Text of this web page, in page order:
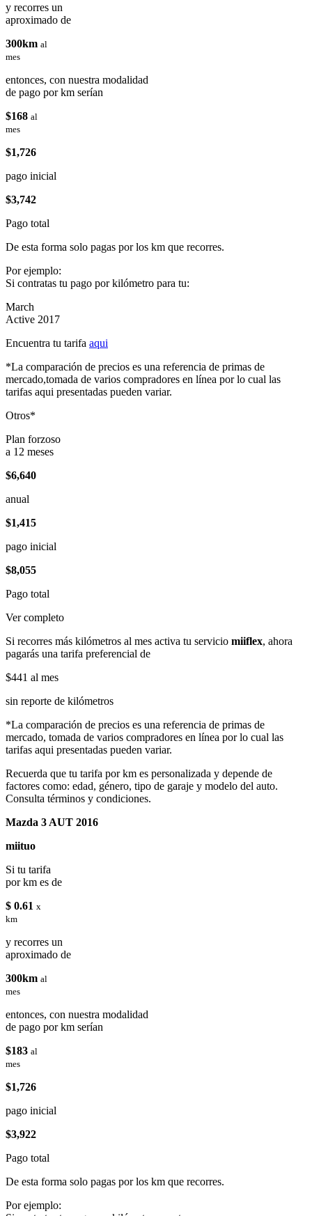
y recorres un
aproximado de
300km al
mes
entonces, con nuestra modalidad
de pago por km serían
$168 al
mes
$1,726
pago inicial
$3,742
Pago total
De esta forma solo pagas por los km que recorres.
Por ejemplo:
Si contratas tu pago por kilómetro para tu:
March
Active 2017
Encuentra tu tarifa aqui
*La comparación de precios es una referencia de primas de
mercado,tomada de varios compradores en línea por lo cual las
tarifas aqui presentadas pueden variar.
Otros*
Plan forzoso
a 12 meses
$6,640
anual
$1,415
pago inicial
$8,055
Pago total
Ver completo
Si recorres más kilómetros al mes activa tu servicio miiflex, ahora
pagarás una tarifa preferencial de
$441 al mes
sin reporte de kilómetros
*La comparación de precios es una referencia de primas de
mercado, tomada de varios compradores en línea por lo cual las
tarifas aqui presentadas pueden variar.
Recuerda que tu tarifa por km es personalizada y depende de
factores como: edad, género, tipo de garaje y modelo del auto.
Consulta términos y condiciones.
Mazda 3 AUT 2016
miituo
Si tu tarifa
por km es de
$ 0.61 x
km
y recorres un
aproximado de
300km al
mes
entonces, con nuestra modalidad
de pago por km serían
$183 al
mes
$1,726
pago inicial
$3,922
Pago total
De esta forma solo pagas por los km que recorres.
Por ejemplo: